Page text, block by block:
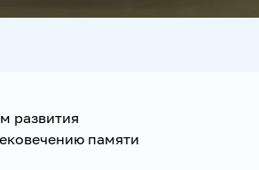
развития
памяти